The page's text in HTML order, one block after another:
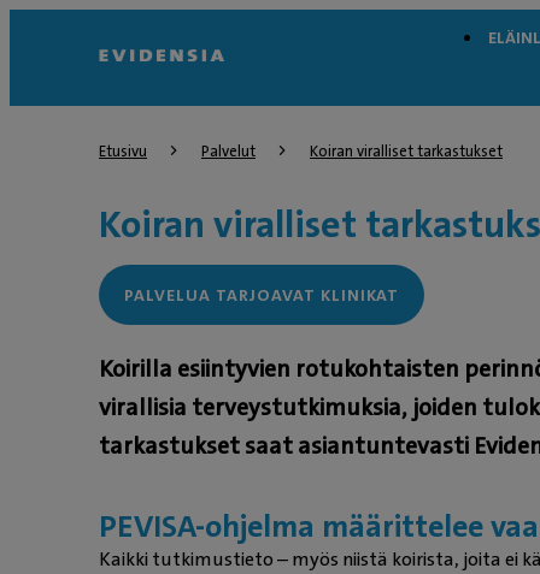
Etusivu Palvelut Koiran viralliset tarkastukset
Koiran viralliset
PALVELUA TARJOAVAT KLINIKAT
Koirilla esiintyvien rotukohtaisten
virallisia terveystutkimuksia, joiden
tarkastukset saat asiantuntevasti
PEVISA-ohjelma määrittelee
Kaikki tutkimustieto – myös niistä koirista, joita ei